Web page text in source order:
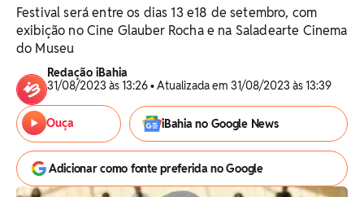
Festival será entre os dias 13 e18 de setembro, com
exibição no Cine Glauber Rocha e na Saladearte Cinema
do Museu
Redação iBahia
31/08/2023 às 13:26 • Atualizada em 31/08/2023 às 13:39
Ouça iBahia no Google News
Adicionar como fonte preferida no Google